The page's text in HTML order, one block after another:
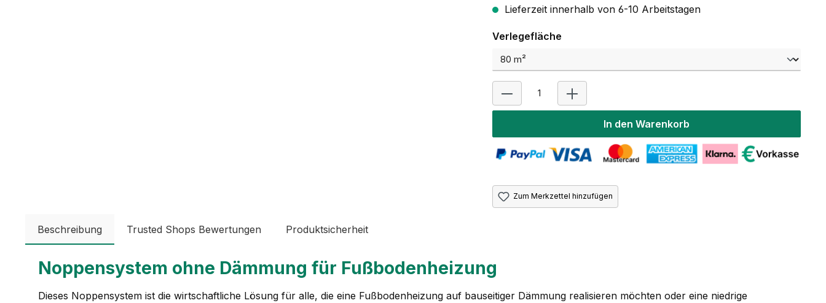
Lieferzeit innerhalb von 6-10 Arbeitstagen
Verlegeflächeauswählen
In den Warenkorb
Zum Merkzettel hinzufügen
Beschreibung Trusted Shops Bewertungen Produktsicherheit
Noppensystem ohne Dämmung für Fußbodenheizung
Dieses Noppensystem ist die wirtschaftliche Lösung für alle, die eine Fußbodenheizung auf bauseitiger Dämmung realisieren möchten oder eine niedrige